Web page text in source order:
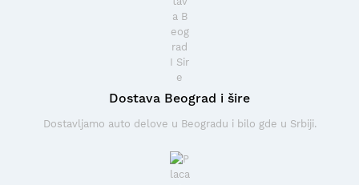
Dostava Beograd i šire
Dostavljamo auto delove u Beogradu i bilo gde u Srbiji.